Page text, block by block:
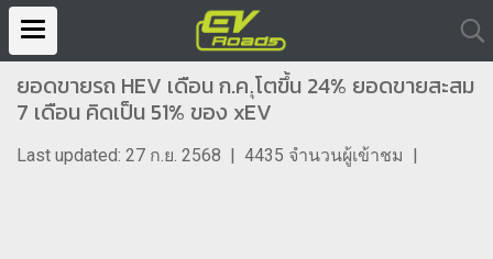
ยอดขายรถ HEV เดือน ก.ค.ุโตขึ้น 24% ยอดขายสะสม
7 เดือน คิดเป็น 51% ของ xEV
Last updated: 27 ก.ย. 2568 | 4435 จำนวนผู้เข้าชม |